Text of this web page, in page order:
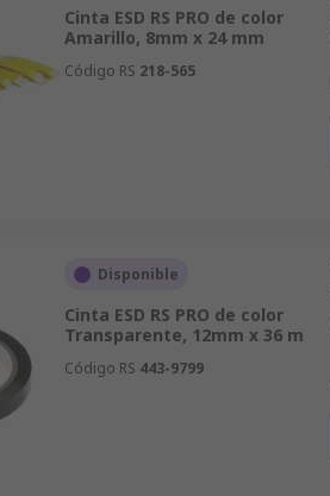
Cinta ESD RS PRO de color
Amarillo, 8mm x 24 mm
Código RS 218-565
Disponible
Cinta ESD RS PRO de color
Transparente, 12mm x 36 m
Código RS 443-9799